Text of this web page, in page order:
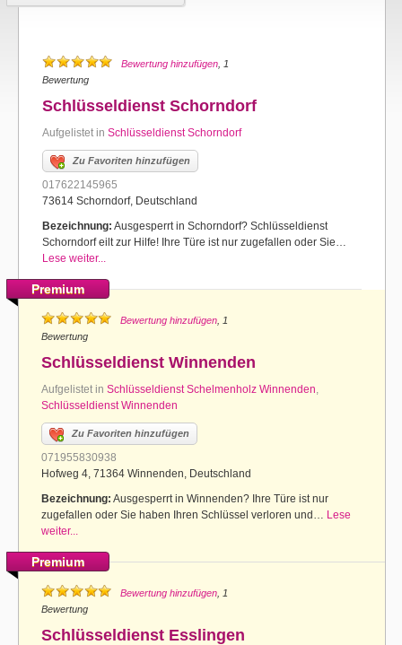
Bewertung hinzufügen , 1
Bewertung
Schlüsseldienst Schorndorf
Aufgelistet in Schlüsseldienst Schorndorf
Zu Favoriten hinzufügen
017622145965
73614 Schorndorf, Deutschland
Bezeichnung: Ausgesperrt in Schorndorf? Schlüsseldienst
Schorndorf eilt zur Hilfe! Ihre Türe ist nur zugefallen oder Sie…
Lese weiter...
Premium
Bewertung hinzufügen , 1
Bewertung
Schlüsseldienst Winnenden
Aufgelistet in Schlüsseldienst Schelmenholz Winnenden,
Schlüsseldienst Winnenden
Zu Favoriten hinzufügen
071955830938
Hofweg 4, 71364 Winnenden, Deutschland
Bezeichnung: Ausgesperrt in Winnenden? Ihre Türe ist nur
zugefallen oder Sie haben Ihren Schlüssel verloren und… Lese
weiter...
Premium
Bewertung hinzufügen , 1
Bewertung
Schlüsseldienst Esslingen